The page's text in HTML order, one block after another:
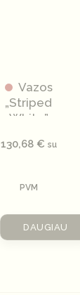
Vazos
„Striped
White”
130,68 € su
PVM
DAUGIAU